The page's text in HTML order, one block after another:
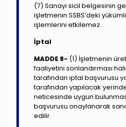
(7) Sanayi sicil belgesinin
işletmenin SSBS’deki
işlemlerini etkilemez.
İptal
MADDE 8- (1) İşletmenin
faaliyetini sonlandırması
tarafından iptal başvurusu
tarafından yapılacak
neticesinde uygun
başvurusu onaylanarak
edilir.